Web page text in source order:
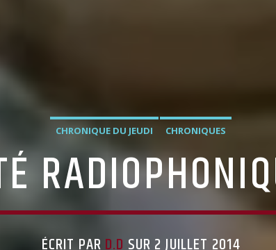
CHRONIQUE DU JEUDI CHRONIQUES
ÉCRIT PAR D.D SUR 2 JUILLET 2014